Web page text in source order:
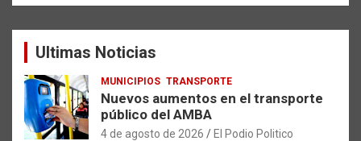
a
Ultimas Noticias
MUNICIPIOS TRANSPORTE
Nuevos aumentos en el transporte
público del AMBA
4 de agosto de 2026 El Podio Politico